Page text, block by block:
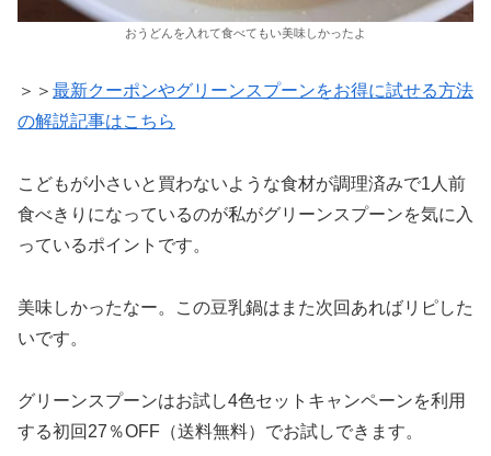
おうどんを入れて食べてもい美味しかったよ
＞＞ 最新クーポンやグリーンスプーンをお得に試せる方法
の解説記事はこちら
こどもが小さいと買わないような食材が調理済みで1人前
食べきりになっているのが私がグリーンスプーンを気に入
っているポイントです。
美味しかったなー。この豆乳鍋はまた次回あればリピした
いです。
グリーンスプーンはお試し4色セットキャンペーンを利用
する初回27％OFF（送料無料）でお試しできます。